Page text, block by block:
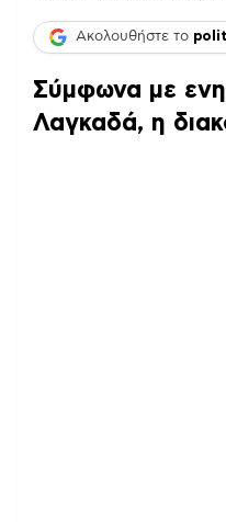
Ακολουθήστε το
Σύμφωνα με
Λαγκαδά, η